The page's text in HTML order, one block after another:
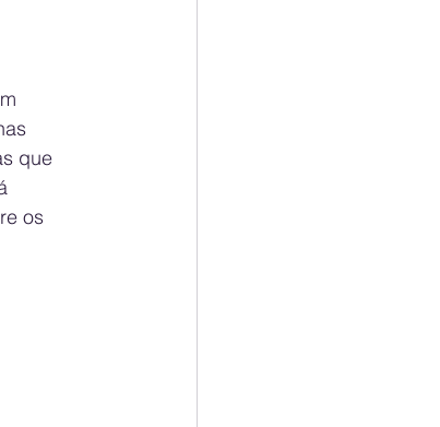
que
os